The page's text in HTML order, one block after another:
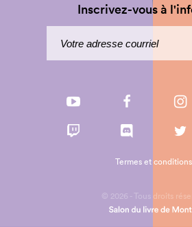
Inscrivez-vous à
© 2026 - Tous droits
Termes et conditions